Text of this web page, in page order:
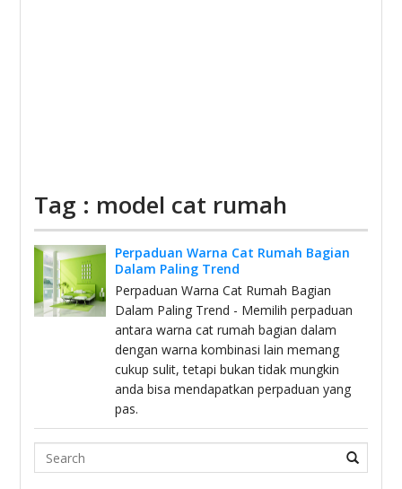
Tag : model cat rumah
Perpaduan Warna Cat Rumah Bagian
Dalam Paling Trend
Perpaduan Warna Cat Rumah Bagian
Dalam Paling Trend - Memilih perpaduan
antara warna cat rumah bagian dalam
dengan warna kombinasi lain memang
cukup sulit, tetapi bukan tidak mungkin
anda bisa mendapatkan perpaduan yang
pas.
Search